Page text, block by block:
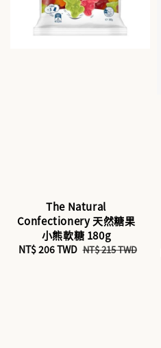
The Natural
Confectionery 天然糖果
小熊軟糖 180g
Sale
NT$ 206 TWD Regular
NT$ 215 TWD